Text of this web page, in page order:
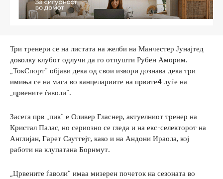
Три тренери се на листата на желби на Манчестер Јунајтед
доколку клубот одлучи да го отпушти Рубен Аморим.
„ТокСпорт“ објави дека од свои извори дознава дека три
имиња се на маса во канцелариите на првите4 луѓе на
„црвените ѓаволи“.
Засега прв „пик“ е Оливер Гласнер, актуелниот тренер на
Кристал Палас, но сериозно се гледа и на екс-селекторот на
Англијан, Гарет Саутгејт, како и на Андони Ираола, кој
работи на клупатана Борнмут.
„Црвените ѓаволи“ имаа мизерен почеток на сезоната во